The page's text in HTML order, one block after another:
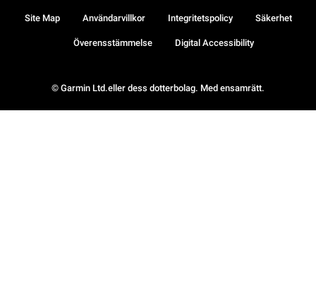
© Garmin Ltd.eller dess dotterbolag. Med ensamrätt.
Site Map Användarvillkor Integritetspolicy Säkerhet
Överensstämmelse Digital Accessibility